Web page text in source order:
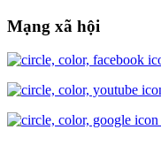
Mạng xã hội